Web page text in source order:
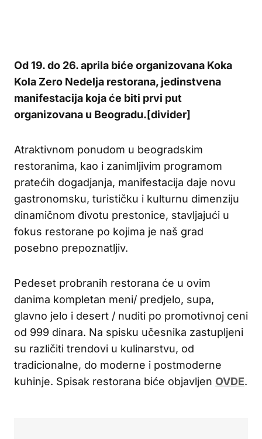
Od 19. do 26. aprila biće organizovana Koka
Kola Zero Nedelja restorana, jedinstvena
manifestacija koja će biti prvi put
organizovana u Beogradu.[divider]
Atraktivnom ponudom u beogradskim
restoranima, kao i zanimljivim programom
pratećih dogadjanja, manifestacija daje novu
gastronomsku, turističku i kulturnu dimenziju
dinamičnom đivotu prestonice, stavljajući u
fokus restorane po kojima je naš grad
posebno prepoznatljiv.
Pedeset probranih restorana će u ovim
danima kompletan meni/ predjelo, supa,
glavno jelo i desert / nuditi po promotivnoj ceni
od 999 dinara. Na spisku učesnika zastupljeni
su različiti trendovi u kulinarstvu, od
tradicionalne, do moderne i postmoderne
kuhinje. Spisak restorana biće objavljen OVDE.